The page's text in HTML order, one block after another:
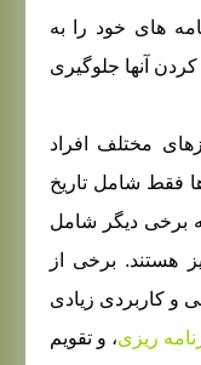
های خود را به
آنها جلوگیری
مختلف افراد
فقط شامل تاریخ
برخی دیگر شامل
هستند. برخی از
و کاربردی زیادی
ریزی، و تقویم